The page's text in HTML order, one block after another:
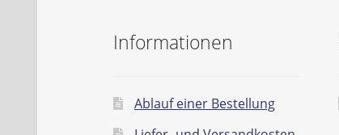
Informationen
Ablauf einer Bestellung